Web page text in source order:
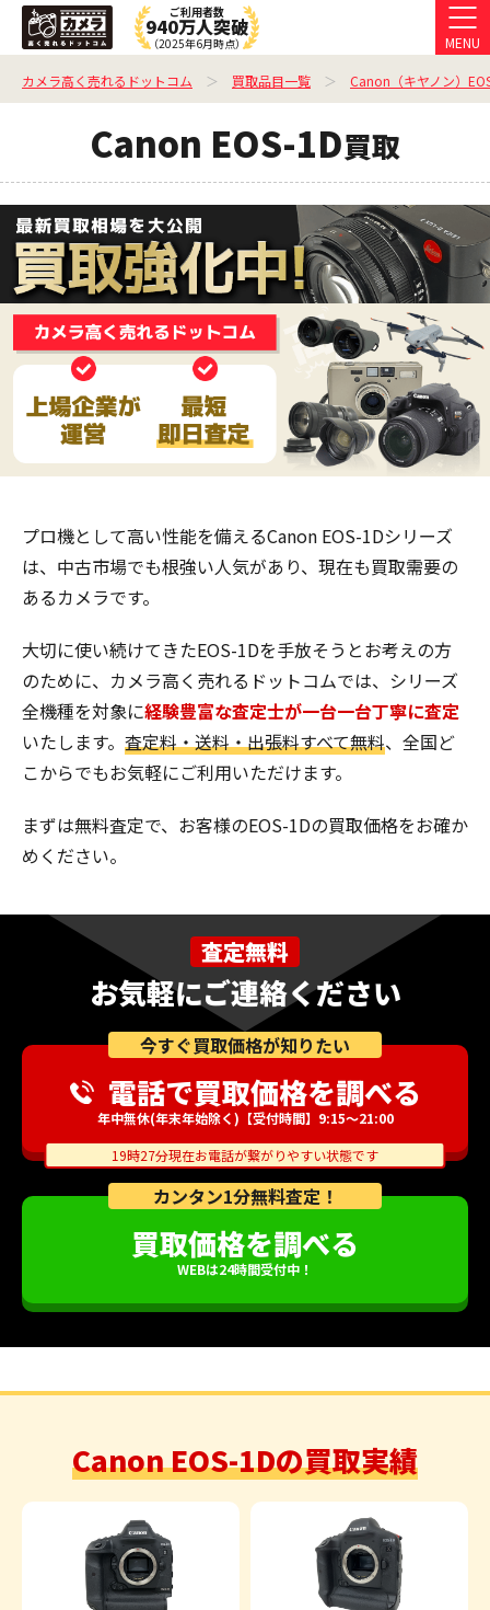
ご利用者数
940万人突破
（2025年6月時点） MENU
カメラ高く売れるドットコム 買取品目一覧 Canon（キヤノン）
Canon EOS-1D買取
プロ機として高い性能を備えるCanon EOS-1Dシリーズ
は、中古市場でも根強い人気があり、現在も買取需要の
あるカメラです。
大切に使い続けてきたEOS-1Dを手放そうとお考えの方
のために、カメラ高く売れるドットコムでは、シリーズ
全機種を対象に経験豊富な査定士が一台一台丁寧に査定
いたします。 査定料・送料・出張料すべて無料、全国ど
こからでもお気軽にご利用いただけます。
まずは無料査定で、お客様のEOS-1Dの買取価格をお確か
めください。
査定無料
お気軽にご連絡ください
カンタン1分無料査定！
買取価格を調べる
WEBは24時間受付中！
今すぐ買取価格が知りたい
電話で買取価格を調べる
年中無休(年末年始除く)【受付時間】9:15～21:00
19時27分現在お電話が繋がりやすい状態です
Canon EOS-1Dの買取実績